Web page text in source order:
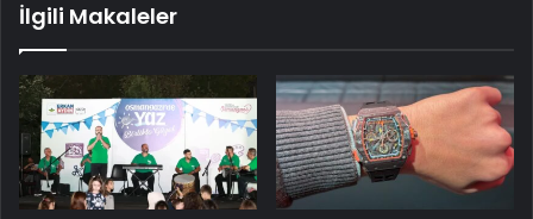
İlgili Makaleler